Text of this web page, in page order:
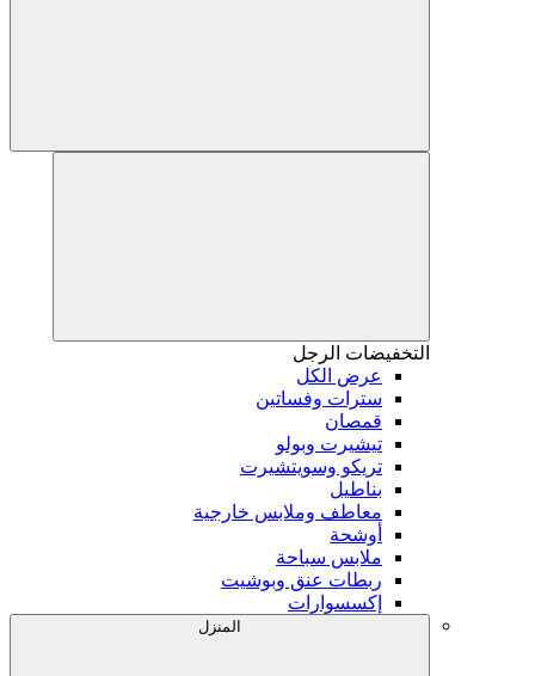
التخفيضات الرجل
عرض الكل
سترات وفساتين
قمصان
تيشيرت وبولو
تريكو وسويتشيرت
بناطيل
معاطف وملابس خارجية
أوشحة
ملابس سباحة
ربطات عنق وبوشيت
إكسسوارات
المنزل